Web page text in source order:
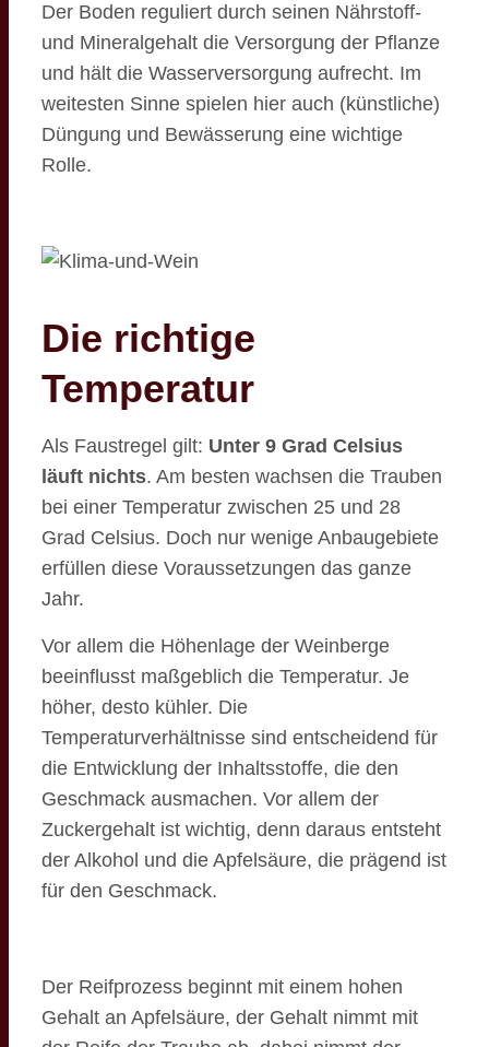
Der Boden reguliert durch seinen Nährstoff-
und Mineralgehalt die Versorgung der Pflanze
und hält die Wasserversorgung aufrecht. Im
weitesten Sinne spielen hier auch (künstliche)
Düngung und Bewässerung eine wichtige
Rolle.
Die richtige
Temperatur
Als Faustregel gilt: Unter 9 Grad Celsius
läuft nichts. Am besten wachsen die Trauben
bei einer Temperatur zwischen 25 und 28
Grad Celsius. Doch nur wenige Anbaugebiete
erfüllen diese Voraussetzungen das ganze
Jahr.
Vor allem die Höhenlage der Weinberge
beeinflusst maßgeblich die Temperatur. Je
höher, desto kühler. Die
Temperaturverhältnisse sind entscheidend für
die Entwicklung der Inhaltsstoffe, die den
Geschmack ausmachen. Vor allem der
Zuckergehalt ist wichtig, denn daraus entsteht
der Alkohol und die Apfelsäure, die prägend ist
für den Geschmack.
Der Reifprozess beginnt mit einem hohen
Gehalt an Apfelsäure, der Gehalt nimmt mit